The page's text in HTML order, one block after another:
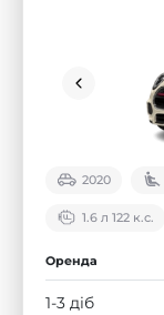
2020
1.6 л 122 к.с.
Оренда
1-3 діб